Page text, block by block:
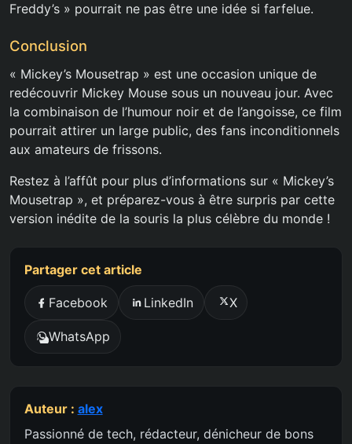
Freddy’s » pourrait ne pas être une idée si farfelue.
Conclusion
« Mickey’s Mousetrap » est une occasion unique de
redécouvrir Mickey Mouse sous un nouveau jour. Avec
la combinaison de l’humour noir et de l’angoisse, ce film
pourrait attirer un large public, des fans inconditionnels
aux amateurs de frissons.
Restez à l’affût pour plus d’informations sur « Mickey’s
Mousetrap », et préparez-vous à être surpris par cette
version inédite de la souris la plus célèbre du monde !
Partager cet article
Facebook LinkedIn X
WhatsApp
Auteur : alex
Passionné de tech, rédacteur, dénicheur de bons